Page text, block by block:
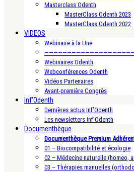
Masterclass Odenth
MasterClass Odenth 2023
MasterClass Odenth 2022
VIDEOS
Webinaire à la Une
Webinaires Odenth
Webconférences Odenth
Vidéos Partenaires
Avant-première Congrès
Inf’Odenth
Dernières actus Inf’Odenth
Les newsletters Inf’Odenth
Documenthèque
Documenthèque Premium
01 – Biocompatibilité et écologie
02 – Médecine naturelle (homeo,
03 – Thérapies manuelles